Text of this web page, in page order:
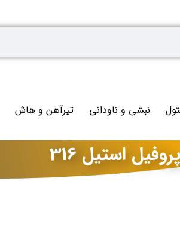
نبشی و ناودانی تیرآهن و هاش
پروفیل استیل 316